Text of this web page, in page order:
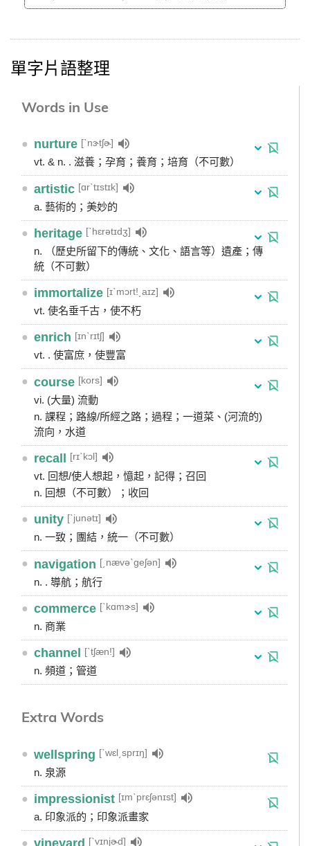
單字片語整理
Words in Use
● nurture [ˋnɝtʃɚ]
vt. & n. . 滋養；孕育；養育；培育（不可數）
● artistic [ɑrˋtɪstɪk]
a. 藝術的；美妙的
● heritage [ˋhɛrətɪdʒ]
n. （歷史所留下的傳統、文化、語言等）遺產；傳
統（不可數）
● immortalize [ɪˋmɔrt!͵aɪz]
vt. 使名垂千古，使不朽
● enrich [ɪnˋrɪtʃ]
vt. . 使富庶，使豐富
● course [kors]
vi. (大量) 流動
n. 課程；路線/所經之路；過程；一道菜、(河流的)
流向，水道
● recall [rɪˋkɔl]
vt. 回想/使人想起，憶起，記得；召回
n. 回想（不可數）；收回
● unity [ˋjunətɪ]
n. 一致；團結，統一（不可數）
● navigation [͵nævəˋgeʃən]
n. . 導航；航行
● commerce [ˋkɑmɝs]
n. 商業
● channel [ˋtʃæn!]
n. 頻道；管道
Extra Words
● wellspring [ˋwɛl͵sprɪŋ]
n. 泉源
● impressionist [ɪmˋprɛʃənɪst]
a. 印象派的；印象派畫家
● [ˋvɪnjɚd]